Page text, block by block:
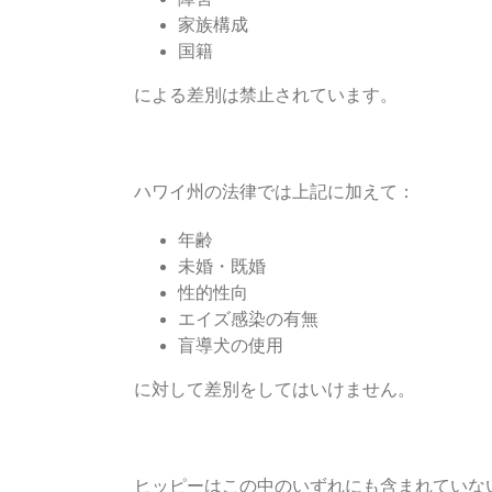
家族構成
国籍
による差別は禁止されています。
ハワイ州の法律では上記に加えて：
年齢
未婚・既婚
性的性向
エイズ感染の有無
盲導犬の使用
に対して差別をしてはいけません。
ヒッピーはこの中のいずれにも含まれていな